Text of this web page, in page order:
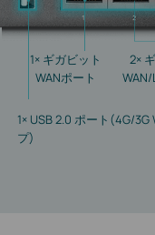
1× USB 2.0 ポート(4G/3G
プ)
1× ギガビット
WANポート
2×
WAN/